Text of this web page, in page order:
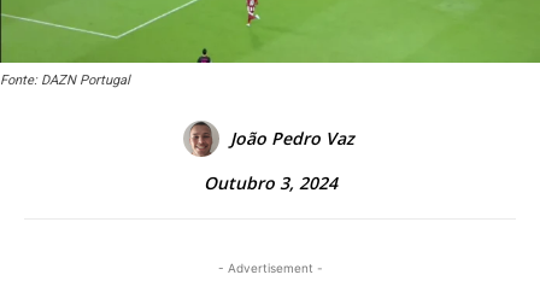
Fonte: DAZN Portugal
João Pedro Vaz
Outubro 3, 2024
- Advertisement -